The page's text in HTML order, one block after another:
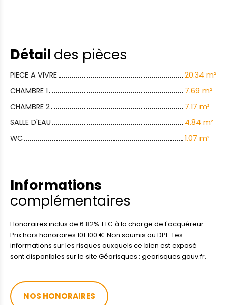
Détail des pièces
PIECE A VIVRE
20.34 m²
CHAMBRE 1
7.69 m²
CHAMBRE 2
7.17 m²
SALLE D'EAU
4.84 m²
WC
1.07 m²
Informations
complémentaires
Honoraires inclus de 6.82% TTC à la charge de l'acquéreur.
Prix hors honoraires 101 100 €. Non soumis au DPE. Les
informations sur les risques auxquels ce bien est exposé
sont disponibles sur le site Géorisques : georisques.gouv.fr.
NOS HONORAIRES